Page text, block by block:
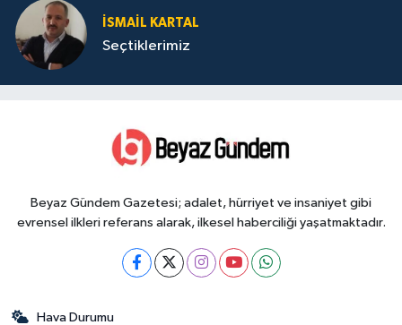
İSMAIL KARTAL
Seçtiklerimiz
Beyaz Gündem Gazetesi; adalet, hürriyet ve insaniyet gibi
evrensel ilkleri referans alarak, ilkesel haberciliği yaşatmaktadır.
Hava Durumu